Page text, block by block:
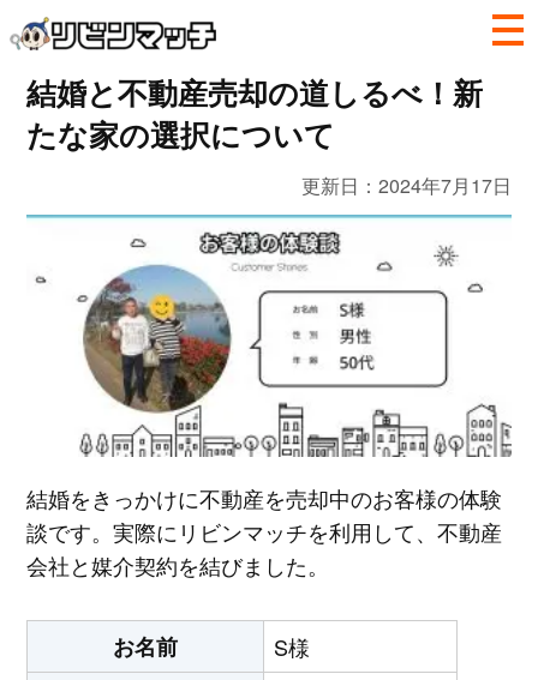
結婚と不動産売却の道しるべ！新
たな家の選択について
更新日：2024年7月17日
結婚をきっかけに不動産を売却中のお客様の体験
談です。実際にリビンマッチを利用して、不動産
会社と媒介契約を結びました。
お名前
S様